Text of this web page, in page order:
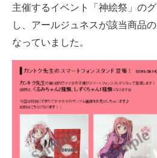
ちょっと気になるネットの話題
主催するイベント「神絵祭」の
し、アールジュネスが該当商品
なっていました。